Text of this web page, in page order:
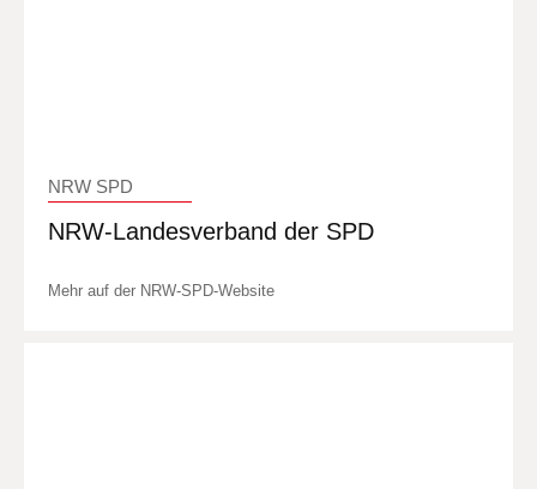
NRW SPD
NRW-Landesverband der SPD
Mehr auf der NRW-SPD-Website